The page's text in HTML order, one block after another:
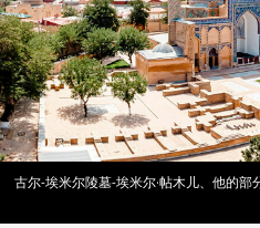
古尔-埃米尔陵墓-埃米尔·帖木儿、他的部